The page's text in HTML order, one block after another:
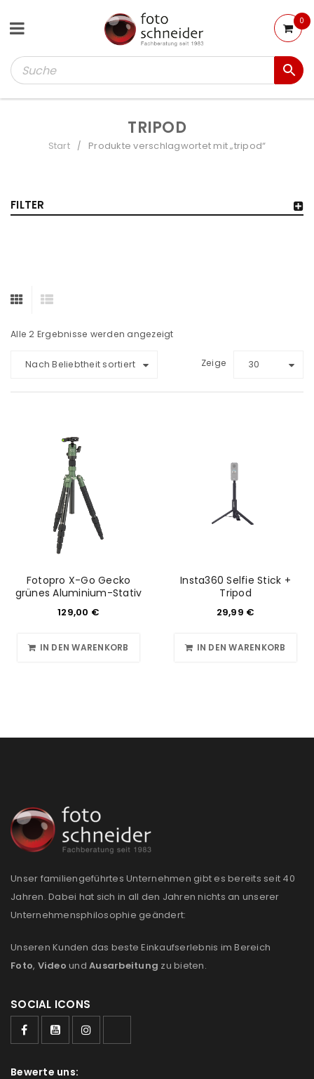
ANMELDEN
0
TRIPOD
Start / Produkte verschlagwortet mit „tripod“
FILTER
Alle 2 Ergebnisse werden angezeigt
Nach Beliebtheit sortiert Zeige 30
Fotopro X-Go Gecko
grünes Aluminium-Stativ
129,00 €
IN DEN WARENKORB
Insta360 Selfie Stick +
Tripod
29,99 €
IN DEN WARENKORB
Unser familiengeführtes Unternehmen gibt es bereits seit 40
Jahren. Dabei hat sich in all den Jahren nichts an unserer
Unternehmensphilosophie geändert:
Unseren Kunden das beste Einkaufserlebnis im Bereich
Foto, Video und Ausarbeitung zu bieten.
SOCIAL ICONS
Bewerte uns: